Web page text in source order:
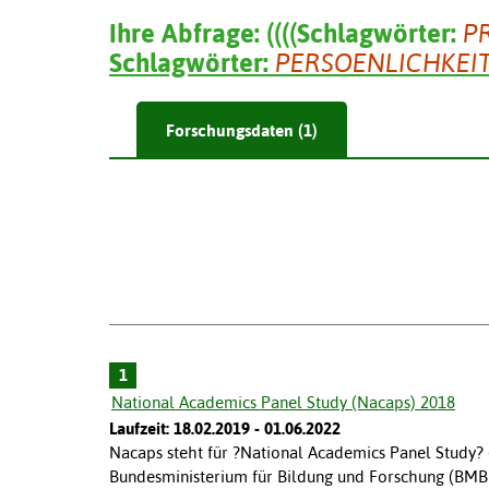
Ihre Abfrage: ((((Schlagwörter:
Schlagwörter:
Forschungsdaten (1)
1
National Academics Panel Study (Nacaps) 2018
Laufzeit: 18.02.2019 - 01.06.2022
Nacaps steht für ?National Academics Panel
Bundesministerium für Bildung und Forschung